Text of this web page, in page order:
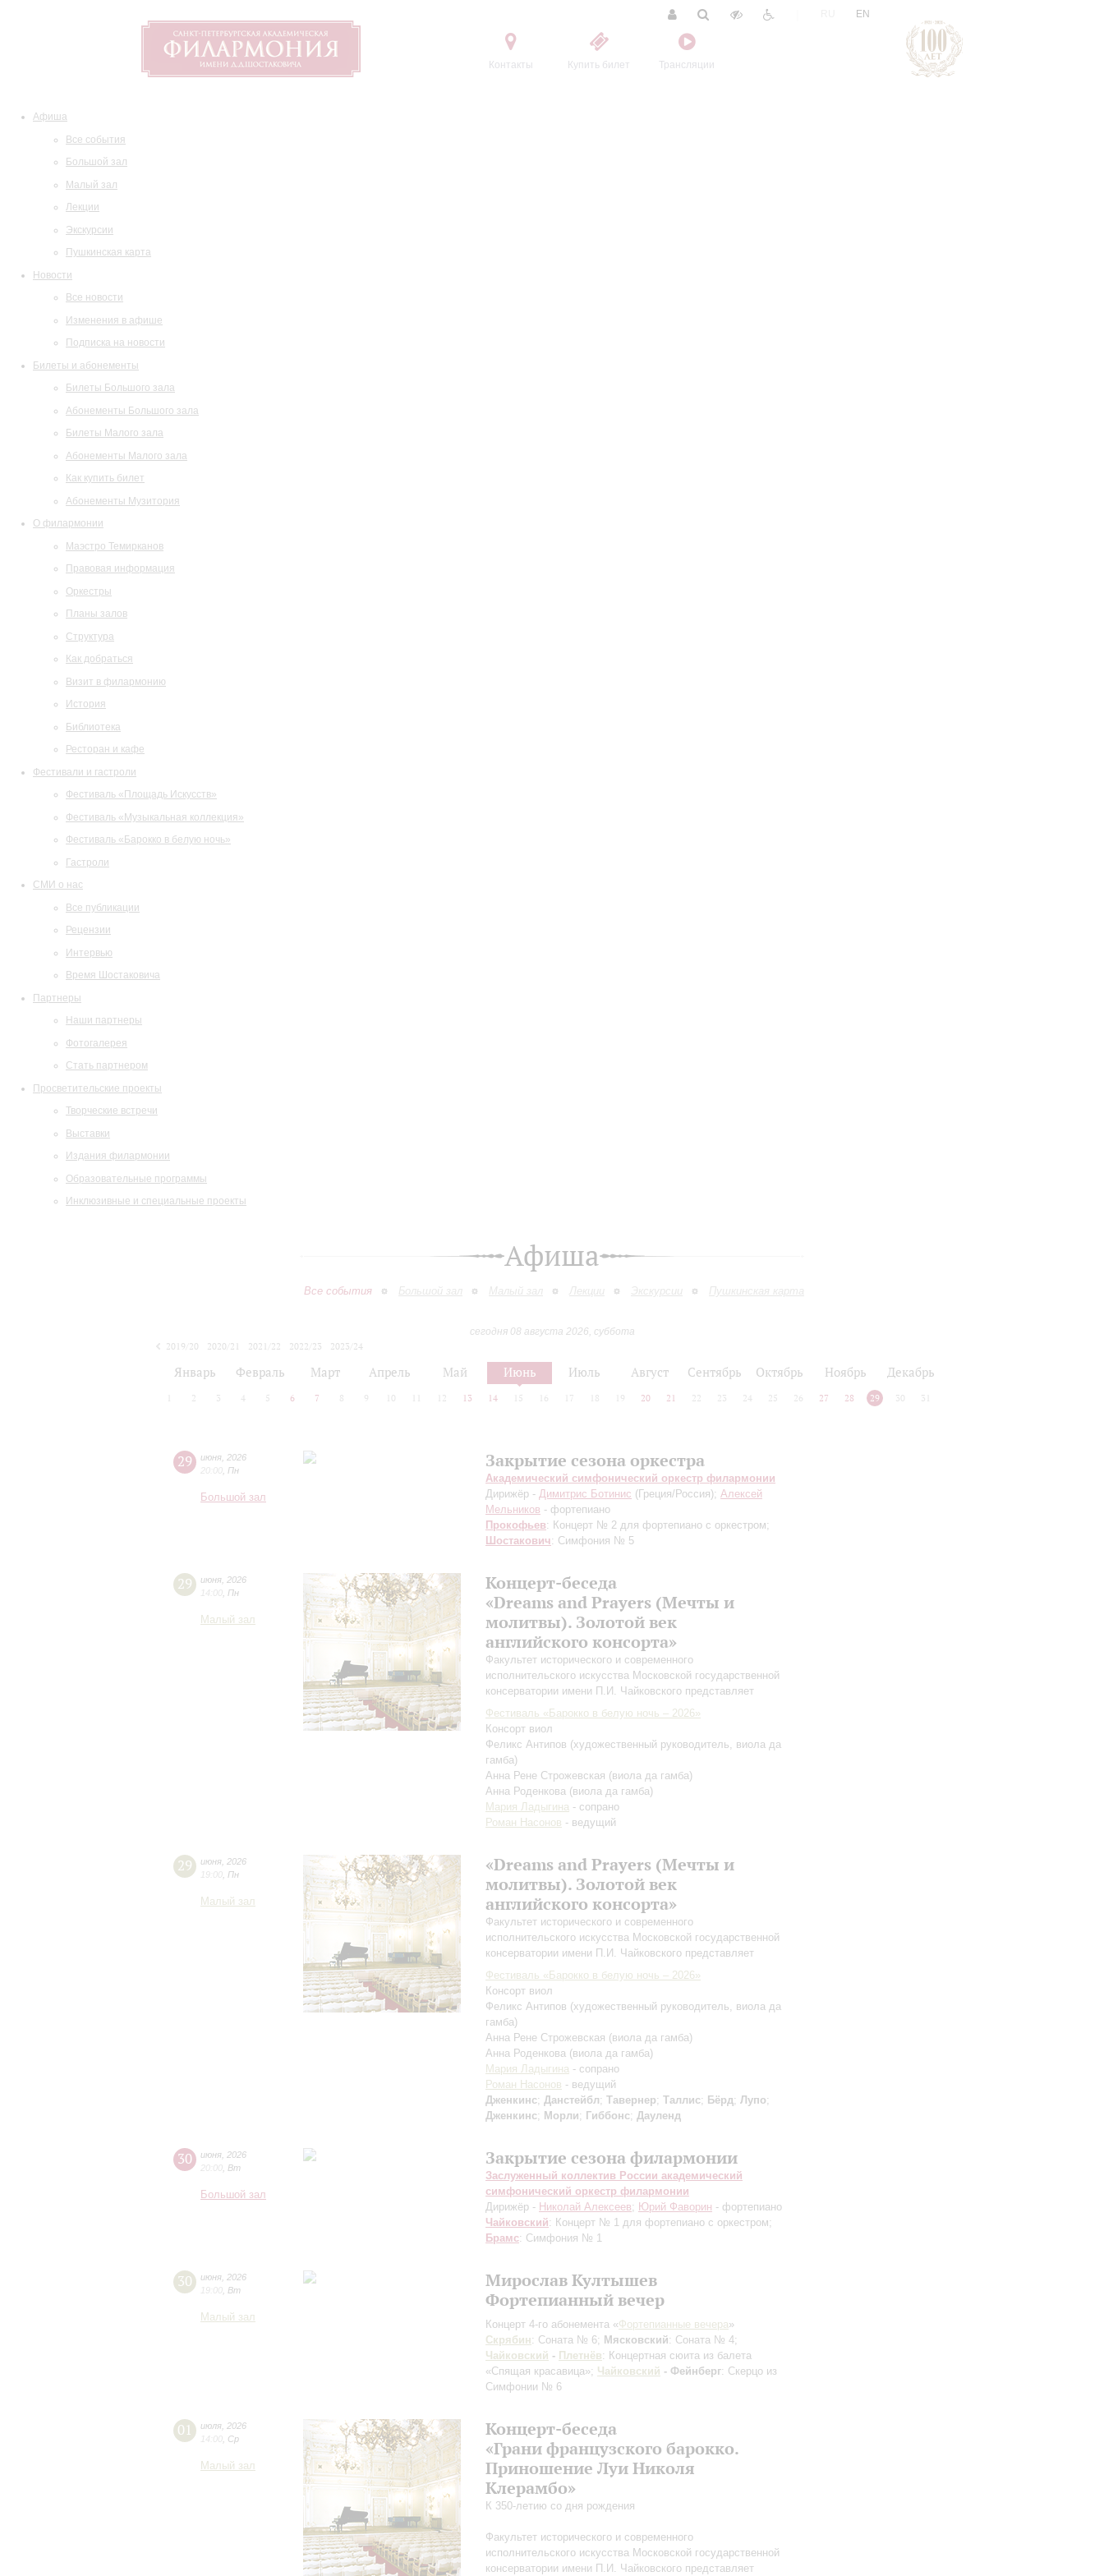
Контакты Купить билет Трансляции
EN
Афиша
Все события
Большой зал
Малый зал
Лекции
Экскурсии
Пушкинская карта
Новости
Все новости
Изменения в афише
Подписка на новости
Билеты и абонементы
Билеты Большого зала
Абонементы Большого зала
Билеты Малого зала
Абонементы Малого зала
Как купить билет
Абонементы Музитория
О филармонии
Маэстро Темирканов
Правовая информация
Оркестры
Планы залов
Структура
Как добраться
Визит в филармонию
История
Библиотека
Ресторан и кафе
Фестивали и гастроли
Фестиваль «Площадь Искусств»
Фестиваль «Музыкальная коллекция»
Фестиваль «Барокко в белую ночь»
Гастроли
СМИ о нас
Все публикации
Рецензии
Интервью
Время Шостаковича
Партнеры
Наши партнеры
Фотогалерея
Стать партнером
Просветительские проекты
Творческие встречи
Выставки
Издания филармонии
Образовательные программы
Инклюзивные и специальные проекты
Афиша
Все события Большой зал Малый зал Лекции Экскурсии Пушкинская карта
сегодня 08 августа 2026, суббота
2019/20
2020/21 2021/22 2022/23
2023/24
Январь Февраль Март Апрель Май Июнь Июль Август Сентябрь Октябрь Ноябрь Декабрь
2 3 4 5 6 7 8 9 10 12 13 14 15 16 17 18 19 20 21 22 23 24 25 26 27 28 29 30 31
29 июня 2026
20:00 Пн
Большой зал
Закрытие сезона оркестра
Академический симфонический оркестр филармонии
Дирижёр - Димитрис Ботинис (Греция/Россия); Алексей
Мельников - фортепиано
Прокофьев: Концерт № 2 для фортепиано с оркестром;
Шостакович: Симфония № 5
29 июня 2026
14:00 Пн
Малый зал
Концерт-беседа
«Dreams and Prayers (Мечты и
молитвы). Золотой век
английского консорта»
Факультет исторического и современного
исполнительского искусства Московской государственной
консерватории имени П.И. Чайковского представляет
Фестиваль «Барокко в белую ночь – 2026»
Консорт виол
Феликс Антипов (художественный руководитель, виола да
гамба)
Анна Рене Строжевская (виола да гамба)
Анна Роденкова (виола да гамба)
Мария Ладыгина - сопрано
Роман Насонов - ведущий
29 июня 2026
19:00 Пн
Малый зал
«Dreams and Prayers (Мечты и
молитвы). Золотой век
английского консорта»
Факультет исторического и современного
исполнительского искусства Московской государственной
консерватории имени П.И. Чайковского представляет
Фестиваль «Барокко в белую ночь – 2026»
Консорт виол
Феликс Антипов (художественный руководитель, виола да
гамба)
Анна Рене Строжевская (виола да гамба)
Анна Роденкова (виола да гамба)
Мария Ладыгина - сопрано
Роман Насонов - ведущий
Дженкинс; Данстейбл; Тавернер; Таллис; Бёрд; Лупо;
Дженкинс; Морли; Гиббонс; Дауленд
30 июня 2026
20:00 Вт
Большой зал
Закрытие сезона филармонии
Заслуженный коллектив России академический
симфонический оркестр филармонии
Дирижёр - Николай Алексеев; Юрий Фаворин - фортепиано
Чайковский: Концерт № 1 для фортепиано с оркестром;
Брамс: Симфония № 1
30 июня 2026
19:00 Вт
Малый зал
Мирослав Култышев
Фортепианный вечер
Концерт 4-го абонемента «Фортепианные вечера»
Скрябин: Соната № 6; Мясковский: Соната № 4;
Чайковский - Плетнёв: Концертная сюита из балета
«Спящая красавица»; Чайковский - Фейнберг: Скерцо из
Симфонии № 6
01 июля 2026
14:00 Ср
Малый зал
Концерт-беседа
«Грани французского барокко.
Приношение Луи Николя
Клерамбо»
К 350-летию со дня рождения
Факультет исторического и современного
исполнительского искусства Московской государственной
консерватории имени П.И. Чайковского представляет